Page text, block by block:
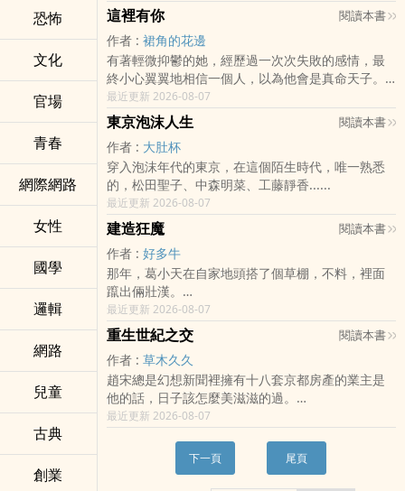
恐怖
文化
官場
青春
網際網路
女性
國學
邏輯
網路
兒童
古典
創業
“那……如你所願！”
……
“叮，娛樂圈之天道酬勤系統，正在繫結中……”
“1%……3%……88%……叮，繫結成功！”
……
一個普通人，幹翻娛樂圈的故事！
……
結果還沒安定下來呢，就天天被未婚妻趕著去上
學！
被老丈人苦口婆心的勸結婚！
被家裡老頭子催著造小孩！
被那一生活在黑暗中的糟老頭子騙著去回味曾經的
生活！
江凌最後在一群人的催促監督下，活成了別人家的
小孩！
這裡有你 閱讀本書
作者 : 裙角的花邊
有著輕微抑鬱的她，經歷過一次次失敗的感情，最
終小心翼翼地相信一個人，以為他會是真命天子。
也在不斷受傷害的過程中，不斷被治癒，慢慢好起
來...
最近更新 2026-08-07
東京泡沫人生 閱讀本書
作者 : 大肚杯
穿入泡沫年代的東京，在這個陌生時代，唯一熟悉
的，松田聖子、中森明菜、工藤靜香......
最近更新 2026-08-07
建造狂魔 閱讀本書
作者 : 好多牛
那年，葛小天在自家地頭搭了個草棚，不料，裡面
躥出倆壯漢。
……
帝國時代啊？
可這是現代社會啊！
我石樂志，還是你石樂志？
最近更新 2026-08-07
重生世紀之交 閱讀本書
作者 : 草木久久
趙宋總是幻想新聞裡擁有十八套京都房產的業主是
他的話，日子該怎麼美滋滋的過。
然而現實中他仍然是一個一無所有的廢物。作為一
個小人物，重生後的趙宋並沒有金手指和記憶力，
且看他如何向十八套京都房產的偉大夢想挺進。
最近更新 2026-08-07
下一頁 尾頁